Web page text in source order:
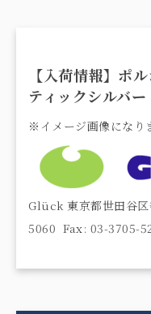
【入荷情報】ポ
ティックシルバー
※イメージ画像にな
Glück 東京都世田谷
5060 Fax: 03-3705-